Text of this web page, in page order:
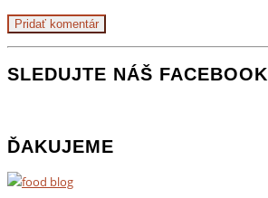
SLEDUJTE NÁŠ FACEBOOK
ĎAKUJEME